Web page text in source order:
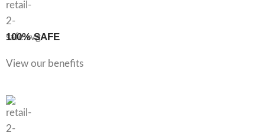
100% SAFE
View our benefits